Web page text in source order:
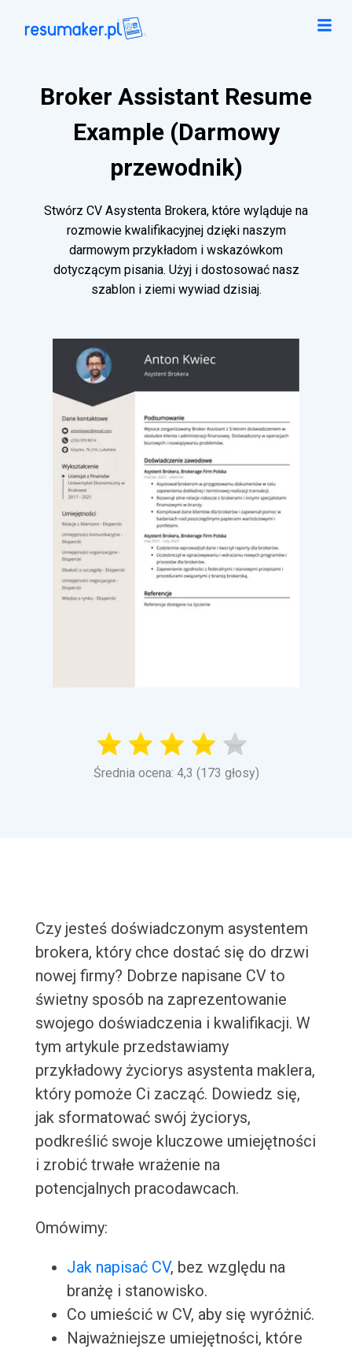
Broker Assistant Resume
Example (Darmowy
przewodnik)
Stwórz CV Asystenta Brokera, które wyląduje na
rozmowie kwalifikacyjnej dzięki naszym
darmowym przykładom i wskazówkom
dotyczącym pisania. Użyj i dostosować nasz
szablon i ziemi wywiad dzisiaj.
Średnia ocena: 4,3 (173 głosy)
Czy jesteś doświadczonym asystentem
brokera, który chce dostać się do drzwi
nowej firmy? Dobrze napisane CV to
świetny sposób na zaprezentowanie
swojego doświadczenia i kwalifikacji. W
tym artykule przedstawiamy
przykładowy życiorys asystenta maklera,
który pomoże Ci zacząć. Dowiedz się,
jak sformatować swój życiorys,
podkreślić swoje kluczowe umiejętności
i zrobić trwałe wrażenie na
potencjalnych pracodawcach.
Omówimy:
Jak napisać CV, bez względu na
branżę i stanowisko.
Co umieścić w CV, aby się wyróżnić.
Najważniejsze umiejętności, które